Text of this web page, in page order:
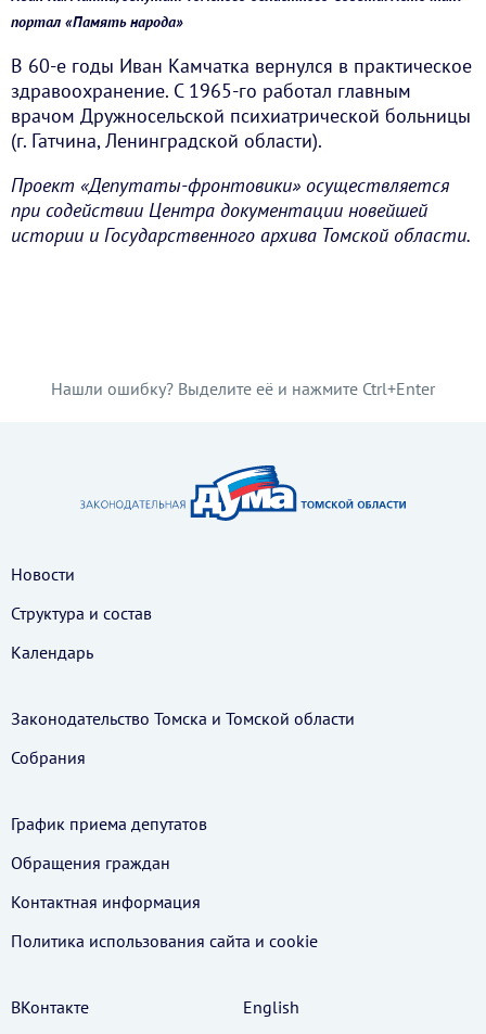
портал «Память народа»
В 60-е годы Иван Камчатка вернулся в практическое
здравоохранение. С 1965-го работал главным
врачом Дружносельской психиатрической больницы
(г. Гатчина, Ленинградской области).
Проект «Депутаты-фронтовики» осуществляется
при содействии Центра документации новейшей
истории и Государственного архива Томской области.
Нашли ошибку? Выделите её и нажмите Ctrl+Enter
Новости
Структура и состав
Календарь
Законодательство Томска и Томской области
Собрания
График приема депутатов
Обращения граждан
Контактная информация
Политика использования cайта и cookie
ВКонтакте English